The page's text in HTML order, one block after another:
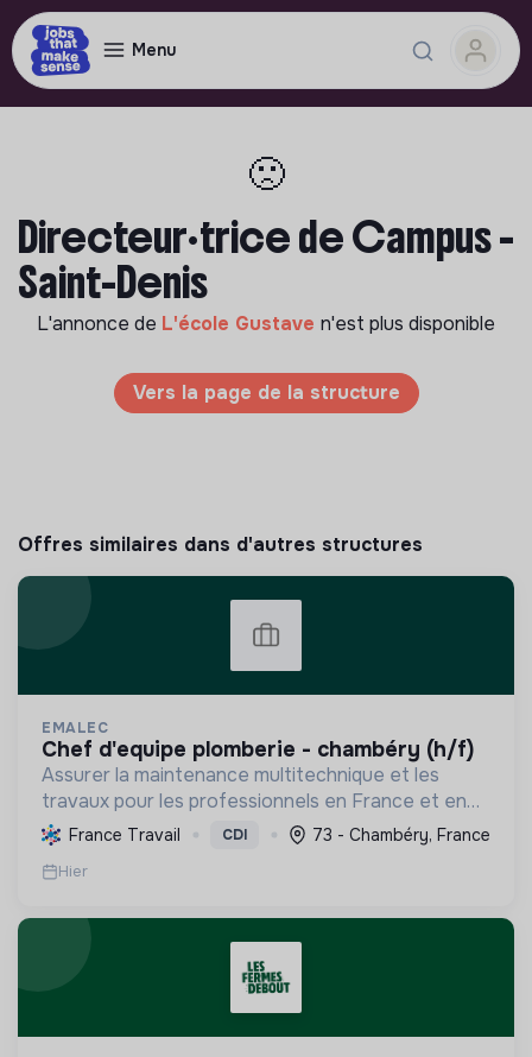
Menu
🙁
Directeur·trice de Campus -
Saint-Denis
L'annonce de L'école Gustave n'est plus disponible
Vers la page de la structure
Offres similaires dans d'autres structures
EMALEC
chef d'equipe plomberie - chambéry (h/f)
Assurer la maintenance multitechnique et les
travaux pour les professionnels en France et en
Europe, en intégrant des solutions durables et en
promouvant un environnement de travail éthique
et inclusi...
France Travail CDI 73 - Chambéry, France
Hier